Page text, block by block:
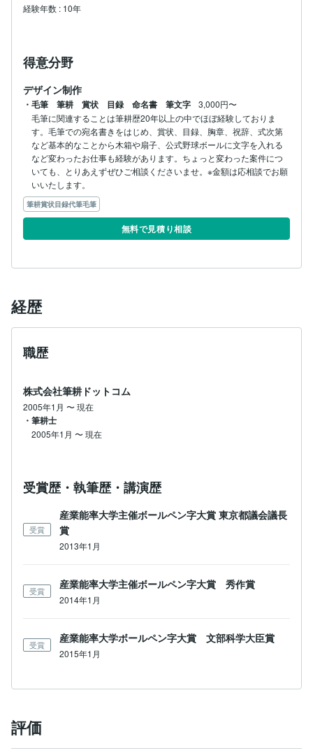
経験年数 : 10年
得意分野
デザイン制作
・毛筆 筆耕 賞状 目録 命名書 筆文字
3,000円〜
毛筆に関連することは筆耕歴20年以上の中でほぼ経験しておりま
す。毛筆での宛名書きをはじめ、賞状、目録、胸章、祝辞、式次第
など基本的なことから木箱や扇子、公式野球ボールに文字を入れる
など変わったお仕事も経験があります。ちょっと変わった案件につ
いても、とりあえずぜひご相談くださいませ。※金額は応相談でお願
いいたします。
筆耕賞状目録代筆毛筆
無料で見積り相談
経歴
職歴
株式会社筆耕ドットコム
2005年1月 〜現在
・筆耕士
2005年1月 〜現在
受賞歴・執筆歴・講演歴
受賞
産業能率大学主催ボールペン字大賞 東京都議会議長
賞
2013年1月
受賞
産業能率大学主催ボールペン字大賞 秀作賞
2014年1月
受賞
産業能率大学ボールペン字大賞 文部科学大臣賞
2015年1月
評価